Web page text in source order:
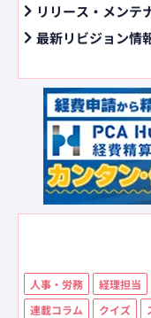
リリース・メンテ
最新リビジョン情
人事・労務 経理担当
連載コラム
クイズ